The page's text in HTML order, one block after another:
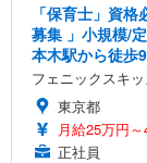
「保育士」資
募集 」小規模/
本木駅から徒歩
フェニックスキ
東京都
月給25万円
正社員